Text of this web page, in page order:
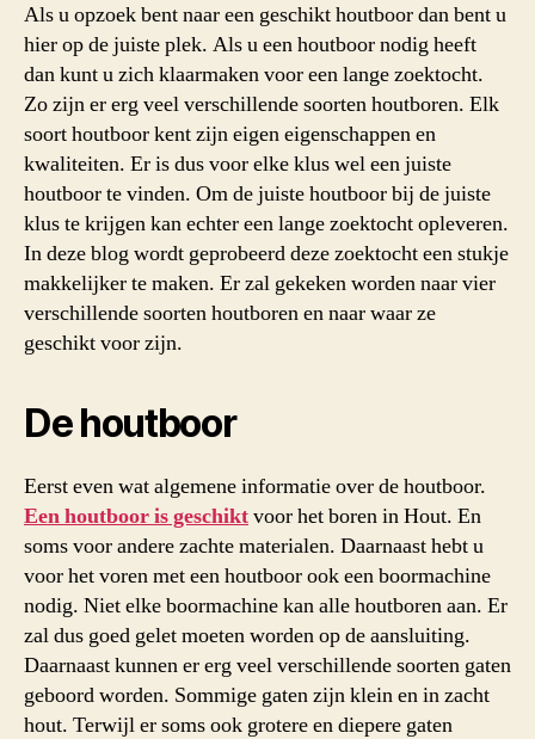
Als u opzoek bent naar een geschikt houtboor dan bent u
hier op de juiste plek. Als u een houtboor nodig heeft
dan kunt u zich klaarmaken voor een lange zoektocht.
Zo zijn er erg veel verschillende soorten houtboren. Elk
soort houtboor kent zijn eigen eigenschappen en
kwaliteiten. Er is dus voor elke klus wel een juiste
houtboor te vinden. Om de juiste houtboor bij de juiste
klus te krijgen kan echter een lange zoektocht opleveren.
In deze blog wordt geprobeerd deze zoektocht een stukje
makkelijker te maken. Er zal gekeken worden naar vier
verschillende soorten houtboren en naar waar ze
geschikt voor zijn.
De houtboor
Eerst even wat algemene informatie over de houtboor.
Een houtboor is geschiktvoor het boren in Hout. En
soms voor andere zachte materialen. Daarnaast hebt u
voor het voren met een houtboor ook een boormachine
nodig. Niet elke boormachine kan alle houtboren aan. Er
zal dus goed gelet moeten worden op de aansluiting.
Daarnaast kunnen er erg veel verschillende soorten gaten
geboord worden. Sommige gaten zijn klein en in zacht
hout. Terwijl er soms ook grotere en diepere gaten